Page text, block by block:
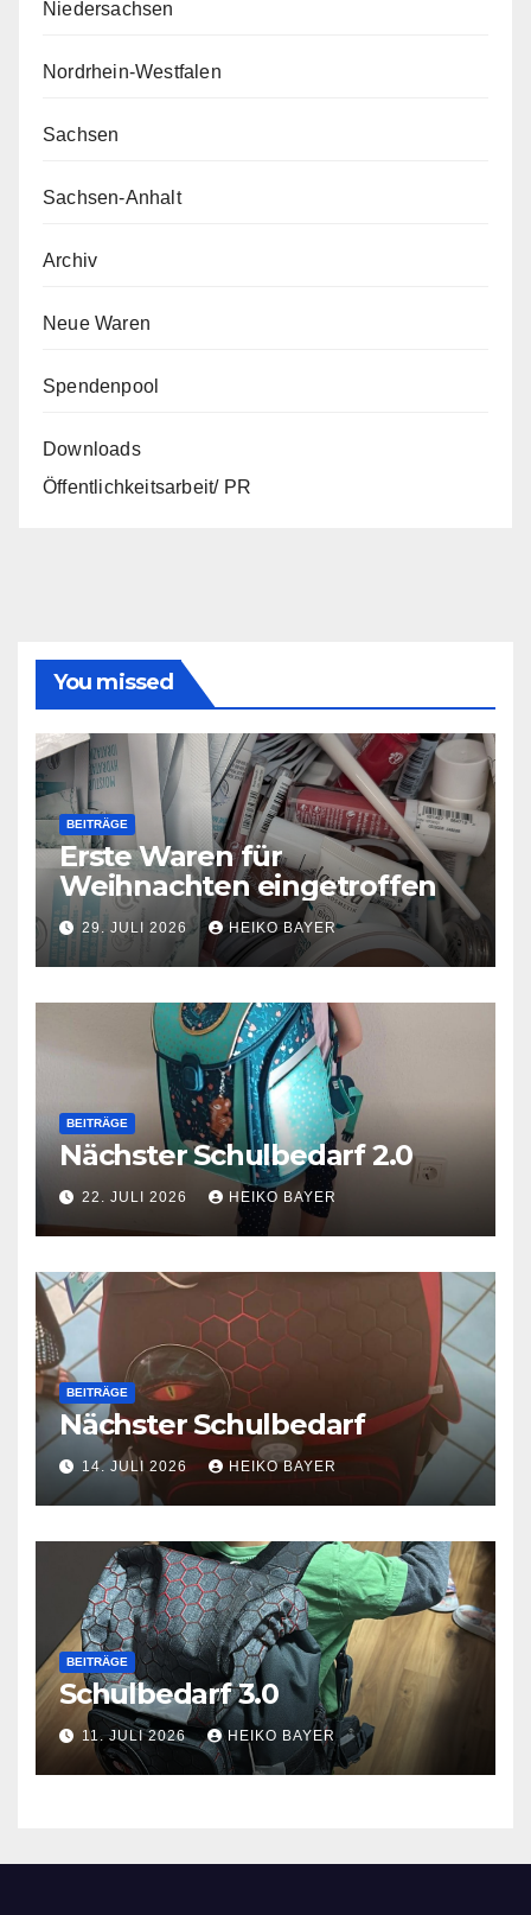
Niedersachsen
Nordrhein-Westfalen
Sachsen
Sachsen-Anhalt
Archiv
Neue Waren
Spendenpool
Downloads
Öffentlichkeitsarbeit/ PR
You missed
BEITRÄGE
Erste Waren für
Weihnachten eingetroffen
29. JULI 2026 HEIKO BAYER
BEITRÄGE
Nächster Schulbedarf 2.0
22. JULI 2026 HEIKO BAYER
BEITRÄGE
Nächster Schulbedarf
14. JULI 2026 HEIKO BAYER
BEITRÄGE
Schulbedarf 3.0
11. JULI 2026 HEIKO BAYER